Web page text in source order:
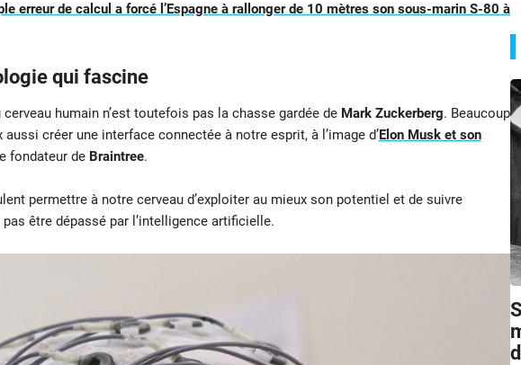
erreur de calcul a forcé l’Espagne à rallonger de 10 mètres son sous-marin S-80 à
qui fascine
humain n’est toutefois pas la chasse gardée de Mark Zuckerberg. Beaucoup
créer une interface connectée à notre esprit, à l’image d’Elon Musk et son
fondateur de Braintree.
permettre à notre cerveau d’exploiter au mieux son potentiel et de suivre
être dépassé par l’intelligence artificielle.